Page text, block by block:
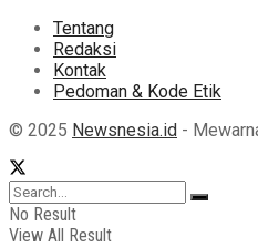
Tentang
Redaksi
Kontak
Pedoman & Kode Etik
© 2025 Newsnesia.id -
No Result
View All Result